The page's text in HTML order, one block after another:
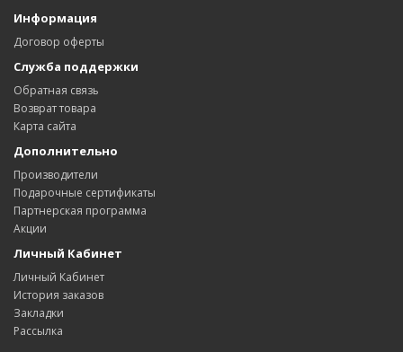
Информация
Договор оферты
Служба поддержки
Обратная связь
Возврат товара
Карта сайта
Дополнительно
Производители
Подарочные сертификаты
Партнерская программа
Акции
Личный Кабинет
Личный Кабинет
История заказов
Закладки
Рассылка